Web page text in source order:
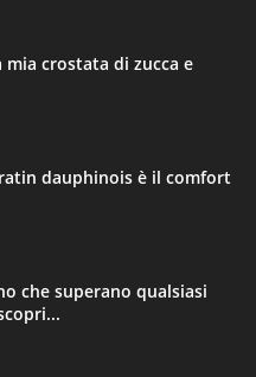
mia crostata di zucca e
dauphinois è il comfort
che superano qualsiasi